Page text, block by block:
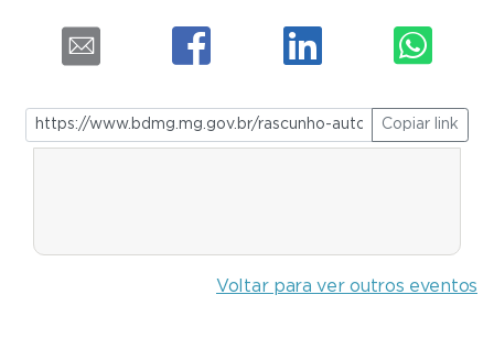
Copiar link
Voltar para ver outros eventos